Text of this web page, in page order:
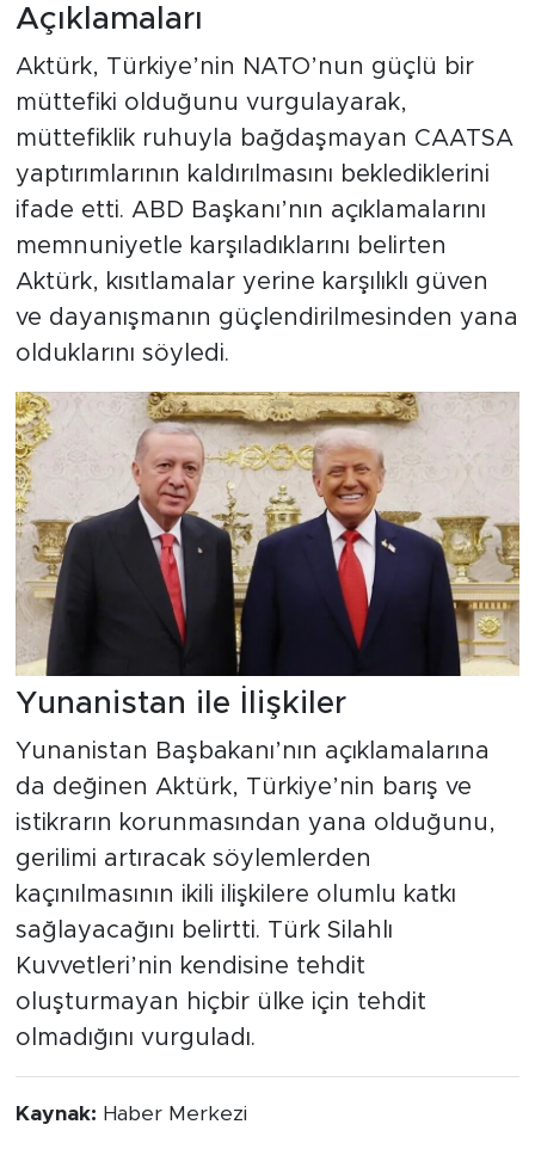
Açıklamaları
Aktürk, Türkiye’nin NATO’nun güçlü bir
müttefiki olduğunu vurgulayarak,
müttefiklik ruhuyla bağdaşmayan CAATSA
yaptırımlarının kaldırılmasını beklediklerini
ifade etti. ABD Başkanı’nın açıklamalarını
memnuniyetle karşıladıklarını belirten
Aktürk, kısıtlamalar yerine karşılıklı güven
ve dayanışmanın güçlendirilmesinden yana
olduklarını söyledi.
Yunanistan ile İlişkiler
Yunanistan Başbakanı’nın açıklamalarına
da değinen Aktürk, Türkiye’nin barış ve
istikrarın korunmasından yana olduğunu,
gerilimi artıracak söylemlerden
kaçınılmasının ikili ilişkilere olumlu katkı
sağlayacağını belirtti. Türk Silahlı
Kuvvetleri’nin kendisine tehdit
oluşturmayan hiçbir ülke için tehdit
olmadığını vurguladı.
Kaynak: Haber Merkezi